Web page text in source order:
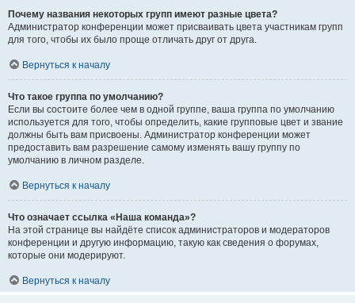
Почему названия некоторых групп имеют разные цвета?
Администратор конференции может присваивать цвета участникам групп
для того, чтобы их было проще отличать друг от друга.
Вернуться к началу
Что такое группа по умолчанию?
Если вы состоите более чем в одной группе, ваша группа по умолчанию
используется для того, чтобы определить, какие групповые цвет и звание
должны быть вам присвоены. Администратор конференции может
предоставить вам разрешение самому изменять вашу группу по
умолчанию в личном разделе.
Вернуться к началу
Что означает ссылка «Наша команда»?
На этой странице вы найдёте список администраторов и модераторов
конференции и другую информацию, такую как сведения о форумах,
которые они модерируют.
Вернуться к началу